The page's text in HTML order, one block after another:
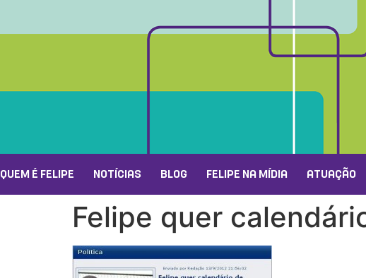
QUEM É FELIPE NOTÍCIAS BLOG FELIPE NA MÍDIA ATUAÇÃO
Felipe quer